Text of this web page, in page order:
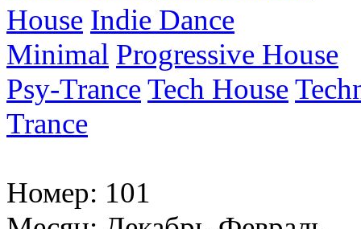
House Indie Dance
Minimal Progressive House
Psy-TranceTech House
Trance
Номер: 101